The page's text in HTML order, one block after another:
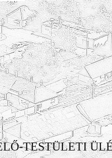
TESTÜLETI